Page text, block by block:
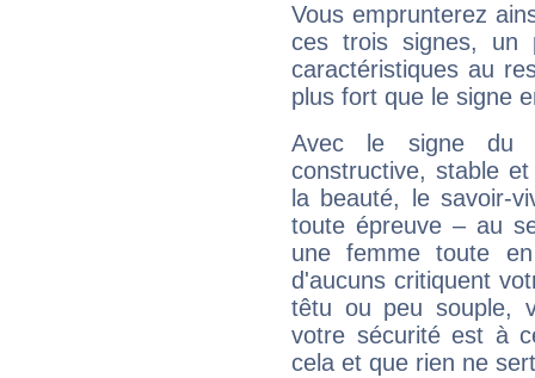
Vous emprunterez
ces trois signes, un
caractéristiques au
plus fort que le signe
Avec le signe du
constructive, stable
la beauté, le savoir-
toute épreuve – au
une femme toute
d'aucuns critiquent
têtu ou peu souple,
votre sécurité est à
cela et que rien ne